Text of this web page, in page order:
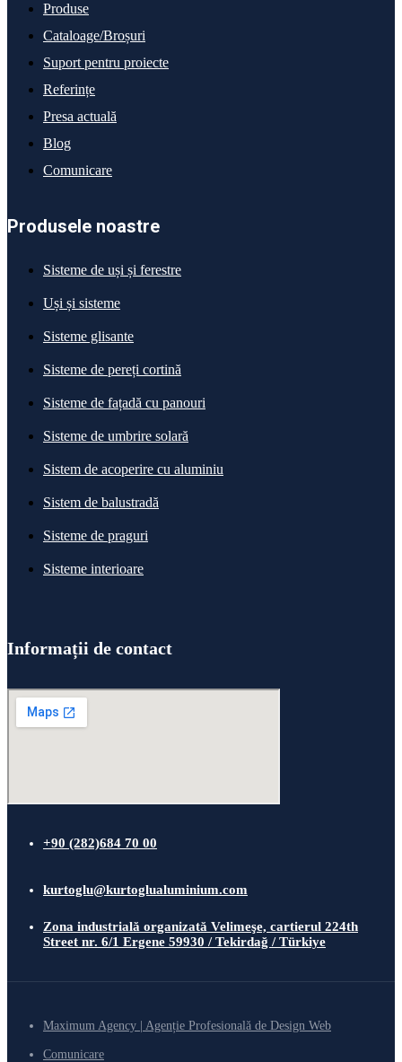
Produse
Cataloage/Broșuri
Suport pentru proiecte
Referințe
Presa actuală
Blog
Comunicare
Produsele noastre
Sisteme de uși și ferestre
Uși și sisteme
Sisteme glisante
Sisteme de pereți cortină
Sisteme de fațadă cu panouri
Sisteme de umbrire solară
Sistem de acoperire cu aluminiu
Sistem de balustradă
Sisteme de praguri
Sisteme interioare
Informații de contact
+90 (282)684 70 00
kurtoglu@kurtoglualuminium.com
Zona industrială organizată Velimeşe, cartierul 224th
Street nr. 6/1 Ergene 59930 / Tekirdağ / Türkiye
Maximum Agency | Agenție Profesională de Design Web
Comunicare